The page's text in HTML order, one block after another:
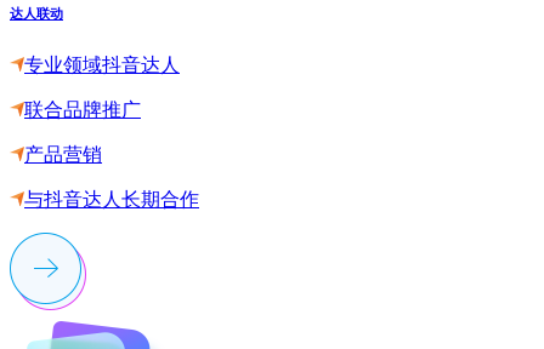
达人联动
专业领域抖音达人
联合品牌推广
产品营销
与抖音达人长期合作